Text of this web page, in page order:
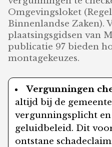
Omgevingsloket
Binnenlandse Zaken).
plaatsingsgidsen van
publicatie 97 bieden
montagekeuzes.
Vergunningen
altijd bij de
vergunningsplicht
geluidbeleid. Dit
ontstane